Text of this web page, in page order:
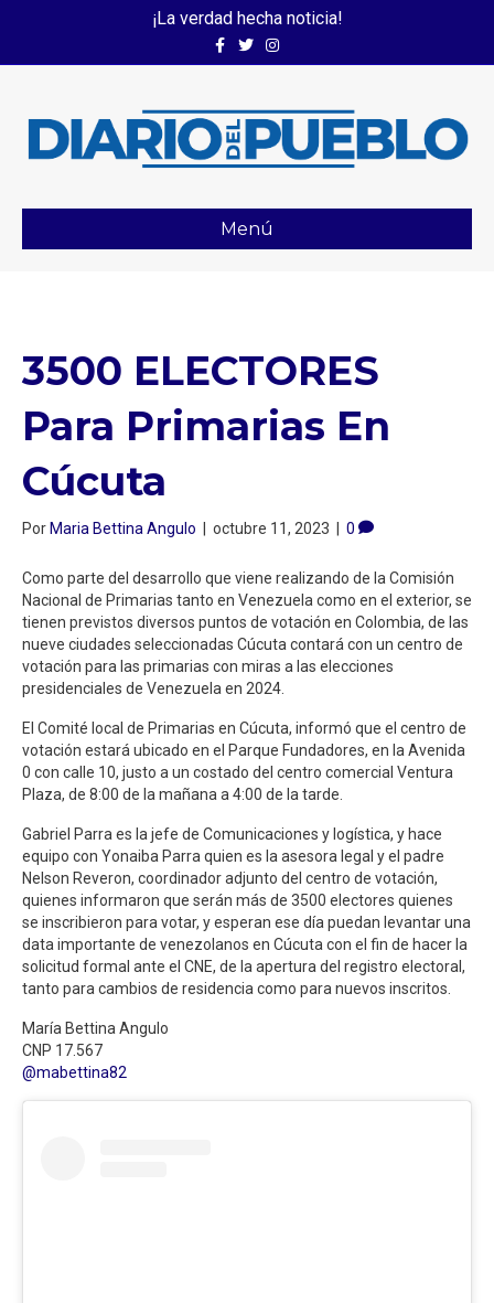
¡La verdad hecha noticia!
FacebookTwitterInstagram
Menú
3500 ELECTORES
Para Primarias En
Cúcuta
PorMaria Bettina Angulo | octubre 11, 2023 | 0
Como parte del desarrollo que viene realizando de la Comisión
Nacional de Primarias tanto en Venezuela como en el exterior, se
tienen previstos diversos puntos de votación en Colombia, de las
nueve ciudades seleccionadas Cúcuta contará con un centro de
votación para las primarias con miras a las elecciones
presidenciales de Venezuela en 2024.
El Comité local de Primarias en Cúcuta, informó que el centro de
votación estará ubicado en el Parque Fundadores, en la Avenida
0 con calle 10, justo a un costado del centro comercial Ventura
Plaza, de 8:00 de la mañana a 4:00 de la tarde.
Gabriel Parra es la jefe de Comunicaciones y logística, y hace
equipo con Yonaiba Parra quien es la asesora legal y el padre
Nelson Reveron, coordinador adjunto del centro de votación,
quienes informaron que serán más de 3500 electores quienes
se inscribieron para votar, y esperan ese día puedan levantar una
data importante de venezolanos en Cúcuta con el fin de hacer la
solicitud formal ante el CNE, de la apertura del registro electoral,
tanto para cambios de residencia como para nuevos inscritos.
María Bettina Angulo
CNP 17.567
@mabettina82